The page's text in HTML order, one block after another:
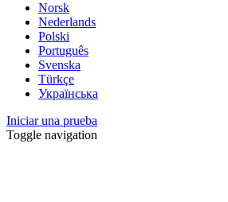
Norsk
Nederlands
Polski
Português
Svenska
Türkçe
Українська
Iniciar una prueba
Toggle navigation